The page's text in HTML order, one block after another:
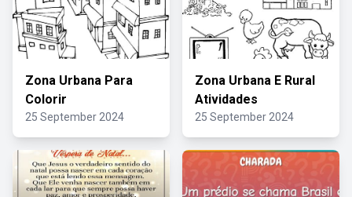
Zona Urbana Para
Colorir
25 September 2024
Zona Urbana E Rural
Atividades
25 September 2024